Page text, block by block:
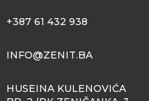
+387 61 432 938
INFO@ZENIT.BA
HUSEINA KULENOVIĆA